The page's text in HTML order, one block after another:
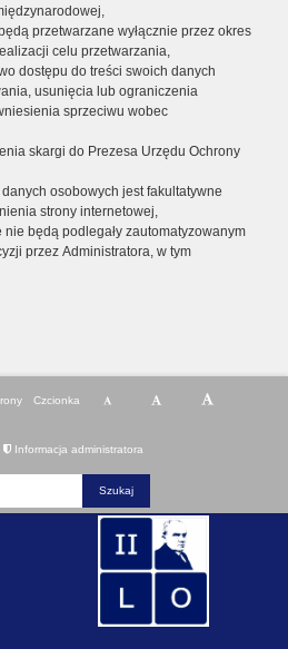
przetwarzane wyłącznie przez okres
celu przetwarzania,
dostępu do treści swoich danych
usunięcia lub ograniczenia
sprzeciwu wobec
skargi do Prezesa Urzędu Ochrony
osobowych jest fakultatywne
strony internetowej,
będą podlegały zautomatyzowanym
przez Administratora, w tym
Czcionka
Informacja administratora